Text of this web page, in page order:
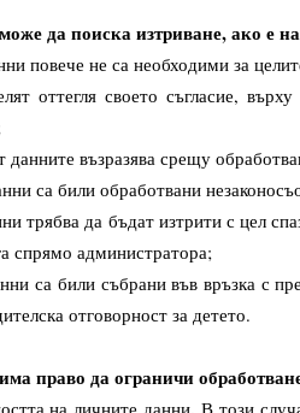
да поиска изтриване, ако е
повече не са необходими за
оттегля своето съгласие,
данните възразява срещу
са били обработвани
трябва да бъдат изтрити с цел
спрямо администратора;
са били събрани във връзка с
отговорност за детето.
право да ограничи
на личните данни. В този